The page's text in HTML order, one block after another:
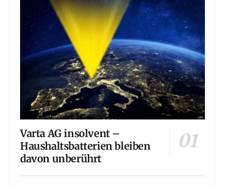
Varta AG insolvent –
Haushaltsbatterien bleiben
davon unberührt